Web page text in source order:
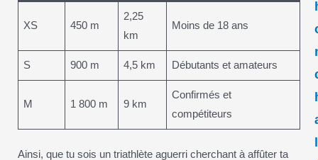
XS 450 m
2,25
km
Moins de 18 ans
S 900 m 4,5 km Débutants et amateurs
M 1 800 m 9 km
Confirmés et
compétiteurs
Ainsi, que tu sois un triathlète aguerri cherchant à affûter ta